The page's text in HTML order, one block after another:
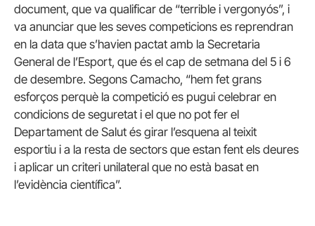
document, que va qualificar de “terrible i vergonyós”, i
va anunciar que les seves competicions es reprendran
en la data que s’havien pactat amb la Secretaria
General de l’Esport, que és el cap de setmana del 5 i 6
de desembre. Segons Camacho, “hem fet grans
esforços perquè la competició es pugui celebrar en
condicions de seguretat i el que no pot fer el
Departament de Salut és girar l’esquena al teixit
esportiu i a la resta de sectors que estan fent els deures
i aplicar un criteri unilateral que no està basat en
l’evidència científica”.